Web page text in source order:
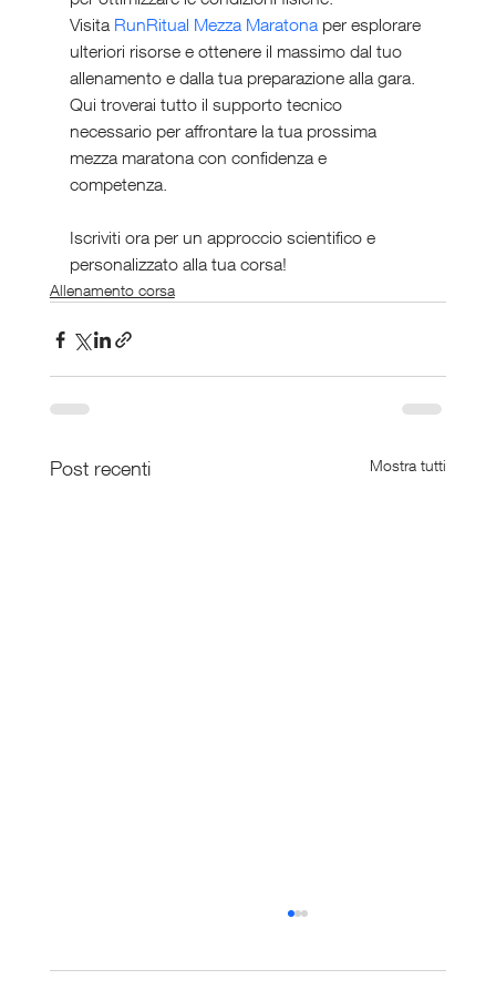
Visita RunRitual Mezza Maratona per esplorare
ulteriori risorse e ottenere il massimo dal tuo
allenamento e dalla tua preparazione alla gara.
Qui troverai tutto il supporto tecnico
necessario per affrontare la tua prossima
mezza maratona con confidenza e
competenza.
Iscriviti ora per un approccio scientifico e
personalizzato alla tua corsa!
Allenamento corsa
Post recenti Mostra tutti